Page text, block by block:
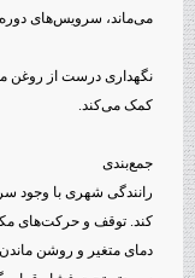
می‌ماند، سرویس‌های
نگهداری درست از روغن
کمک می‌کند.
جمع‌بندی
رانندگی شهری با وجود
کند. توقف و حرکت‌های
دمای متغیر و روشن